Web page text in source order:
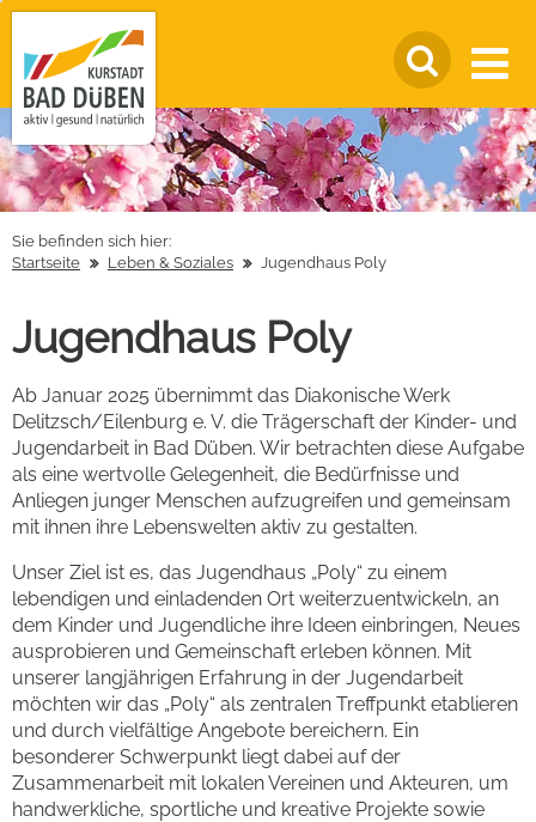
Sie befinden sich hier:
Startseite
Leben & Soziales Jugendhaus Poly
Jugendhaus Poly
Ab Januar 2025 übernimmt das Diakonische Werk
Delitzsch/Eilenburg e. V. die Trägerschaft der Kinder- und
Jugendarbeit in Bad Düben. Wir betrachten diese Aufgabe
als eine wertvolle Gelegenheit, die Bedürfnisse und
Anliegen junger Menschen aufzugreifen und gemeinsam
mit ihnen ihre Lebenswelten aktiv zu gestalten.
Unser Ziel ist es, das Jugendhaus „Poly“ zu einem
lebendigen und einladenden Ort weiterzuentwickeln, an
dem Kinder und Jugendliche ihre Ideen einbringen, Neues
ausprobieren und Gemeinschaft erleben können. Mit
unserer langjährigen Erfahrung in der Jugendarbeit
möchten wir das „Poly“ als zentralen Treffpunkt etablieren
und durch vielfältige Angebote bereichern. Ein
besonderer Schwerpunkt liegt dabei auf der
Zusammenarbeit mit lokalen Vereinen und Akteuren, um
handwerkliche, sportliche und kreative Projekte sowie